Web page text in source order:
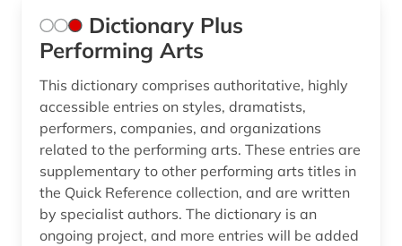
Dictionary Plus
Performing Arts
This dictionary comprises authoritative, highly
accessible entries on styles, dramatists,
performers, companies, and organizations
related to the performing arts. These entries are
supplementary to other performing arts titles in
the Quick Reference collection, and are written
by specialist authors. The dictionary is an
ongoing project, and more entries will be added